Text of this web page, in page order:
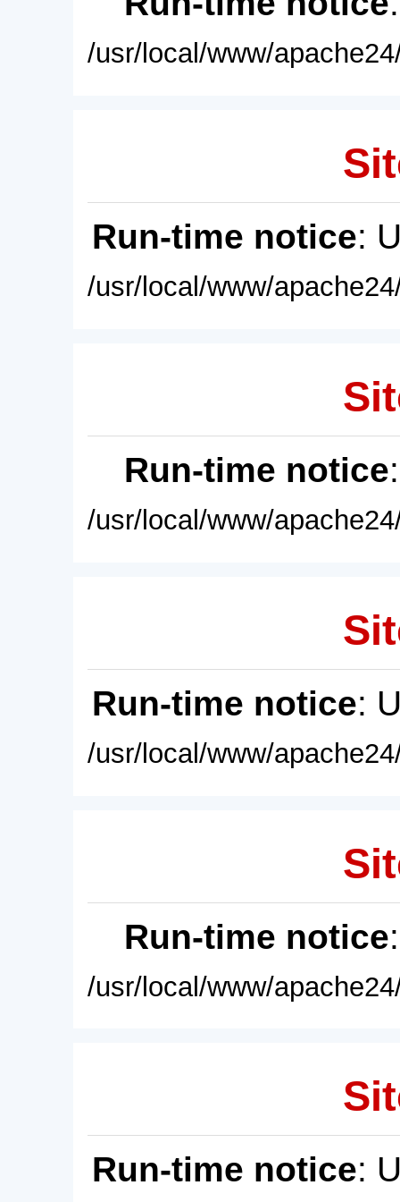
/usr/local/www/
Run-time notice:
/usr/local/www/
Run-time notice
/usr/local/www/
Run-time notice:
/usr/local/www/
Run-time notice
/usr/local/www/
Run-time notice: